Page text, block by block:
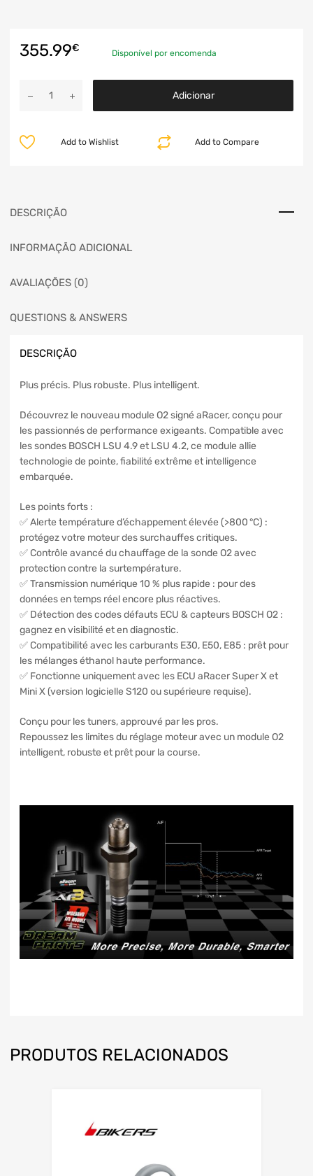
355.99€ Disponível por encomenda
Adicionar
Add to Compare
Add to Wishlist
DESCRIÇÃO
INFORMAÇÃO ADICIONAL
AVALIAÇÕES (0)
QUESTIONS & ANSWERS
DESCRIÇÃO
Plus précis. Plus robuste. Plus intelligent.
Découvrez le nouveau module O2 signé aRacer, conçu pour
les passionnés de performance exigeants. Compatible avec
les sondes BOSCH LSU 4.9 et LSU 4.2, ce module allie
technologie de pointe, fiabilité extrême et intelligence
embarquée.
Les points forts :
✅ Alerte température d’échappement élevée (>800 °C) :
protégez votre moteur des surchauffes critiques.
✅ Contrôle avancé du chauffage de la sonde O2 avec
protection contre la surtempérature.
✅ Transmission numérique 10 % plus rapide : pour des
données en temps réel encore plus réactives.
✅ Détection des codes défauts ECU & capteurs BOSCH O2 :
gagnez en visibilité et en diagnostic.
✅ Compatibilité avec les carburants E30, E50, E85 : prêt pour
les mélanges éthanol haute performance.
✅ Fonctionne uniquement avec les ECU aRacer Super X et
Mini X (version logicielle S120 ou supérieure requise).
Conçu pour les tuners, approuvé par les pros.
Repoussez les limites du réglage moteur avec un module O2
intelligent, robuste et prêt pour la course.
PRODUTOS RELACIONADOS